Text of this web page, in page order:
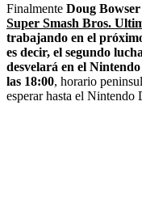
Finalmente Doug
Super Smash Bros.
trabajando en el
es decir, el segundo
desvelará en el
las 18:00, horario
esperar hasta el Nintendo